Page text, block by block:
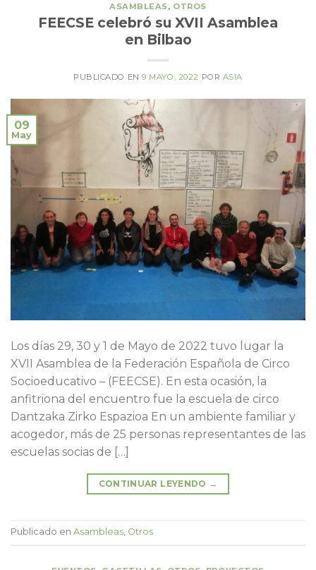
ASAMBLEAS, OTROS
FEECSE celebró su XVII Asamblea
en Bilbao
PUBLICADO EN9 MAYO, 2022 POR ASIA
09
May
Los días 29, 30 y 1 de Mayo de 2022 tuvo lugar la
XVII Asamblea de la Federación Española de Circo
Socioeducativo – (FEECSE). En esta ocasión, la
anfitriona del encuentro fue la escuela de circo
Dantzaka Zirko Espazioa En un ambiente familiar y
acogedor, más de 25 personas representantes de las
escuelas socias de […]
CONTINUAR LEYENDO →
Publicado en Asambleas, Otros